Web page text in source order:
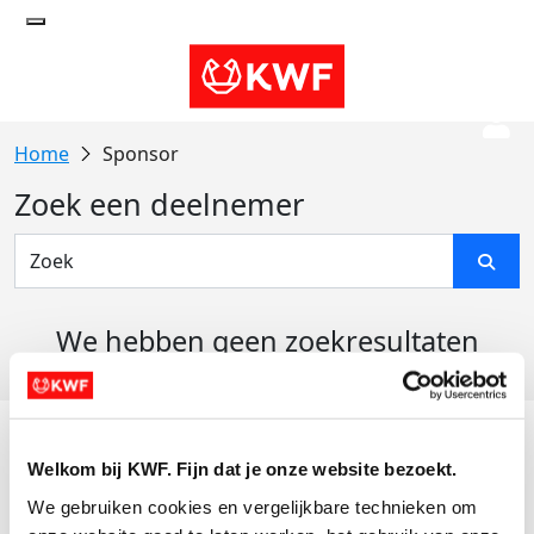
Welkom bij KWF. Fijn dat je onze website bezoekt.
We gebruiken cookies en vergelijkbare technieken om
Sponsor
Zoek een deelnemer
We hebben geen zoekresultaten
Actiematerialen
Evenementen